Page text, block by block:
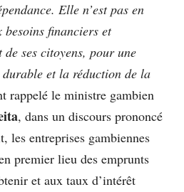
Elle n’est pas en
besoins financiers et
de ses citoyens, pour une
et la réduction de la
rappelé le ministre gambien
, dans un discours prononcé
les entreprises gambiennes
premier lieu des emprunts
et aux taux d’intérêt